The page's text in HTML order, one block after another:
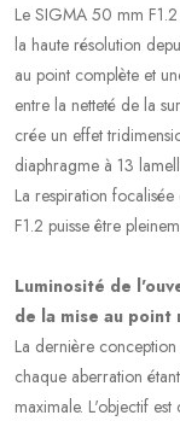
Le SIGMA 50 mm
la haute résolution
au point complète et
entre la netteté de la
crée un effet
diaphragme à 13
La respiration
F1.2 puisse être
Luminosité de
de la mise au point
La dernière
chaque aberration
maximale. L'objectif